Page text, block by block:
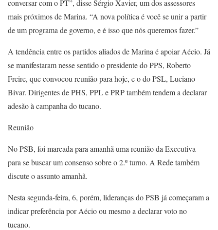
conversar com o PT”, disse Sérgio Xavier, um dos assessores
mais próximos de Marina. “A nova política é você se unir a partir
de um programa de governo, e é isso que nós queremos fazer.”
A tendência entre os partidos aliados de Marina é apoiar Aécio. Já
se manifestaram nesse sentido o presidente do PPS, Roberto
Freire, que convocou reunião para hoje, e o do PSL, Luciano
Bivar. Dirigentes de PHS, PPL e PRP também tendem a declarar
adesão à campanha do tucano.
Reunião
No PSB, foi marcada para amanhã uma reunião da Executiva
para se buscar um consenso sobre o 2.º turno. A Rede também
discute o assunto amanhã.
Nesta segunda-feira, 6, porém, lideranças do PSB já começaram a
indicar preferência por Aécio ou mesmo a declarar voto no
tucano.